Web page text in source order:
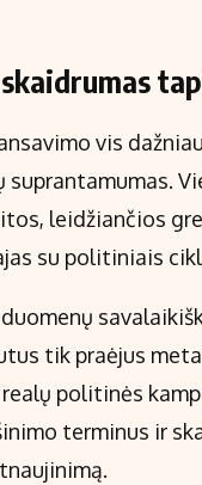
vis
suprantamumas.
leidžiančios
su politiniais
tik praėjus
politinės
terminus ir